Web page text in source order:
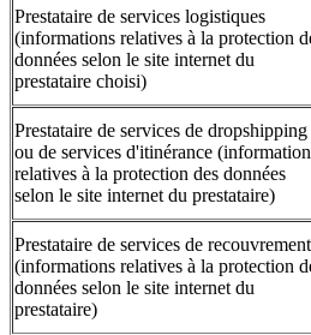
Prestataire de services logistiques
(informations relatives à la protection
données selon le site internet du
prestataire choisi)
Prestataire de services de dropshipping
ou de services d'itinérance
relatives à la protection des données
selon le site internet du prestataire)
Prestataire de services de recouvrement
(informations relatives à la protection
données selon le site internet du
prestataire)